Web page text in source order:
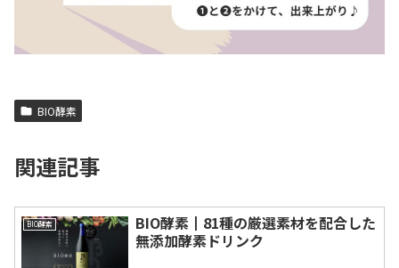
BIO酵素
関連記事
BIO酵素
BIO酵素┃81種の厳選素材を配合した
無添加酵素ドリンク